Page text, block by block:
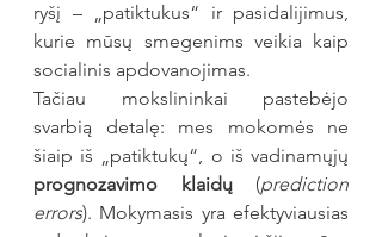
ryšį – „patiktukus“ ir pasidalijimus,
kurie mūsų smegenims veikia kaip
socialinis apdovanojimas.
Tačiau mokslininkai pastebėjo
svarbią detalę: mes mokomės ne
prognozavimo klaidų (prediction
errors). Mokymasis yra efektyviausias